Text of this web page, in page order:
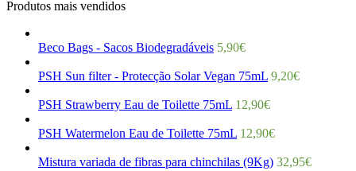
Produtos mais vendidos
Beco Bags - Sacos Biodegradáveis 5,90€
PSH Sun filter - Protecção Solar Vegan 75mL 9,20€
PSH Strawberry Eau de Toilette 75mL 12,90€
PSH Watermelon Eau de Toilette 75mL 12,90€
Mistura variada de fibras para chinchilas (9Kg) 32,95€